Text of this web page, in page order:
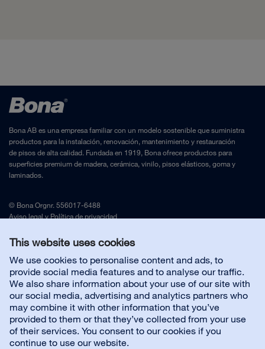
This website uses cookies
We use cookies to personalise content and ads, to
provide social media features and to analyse our traffic.
We also share information about your use of our site with
our social media, advertising and analytics partners who
may combine it with other information that you’ve
provided to them or that they’ve collected from your use
of their services. You consent to our cookies if you
continue to use our website.
Bona AB es una empresa familiar con un modelo sostenible que suministra
productos para la instalación, renovación, mantenimiento y restauración
de pisos de alta calidad. Fundada en 1919, Bona ofrece productos para
superficies premium de madera, cerámica, vinilo, pisos elásticos, goma y
laminados.
© Bona Orgnr. 556017-6488
Aviso legal y Política de privacidad
Contacta con nosotros
Servicio al cliente
Sobre nosotros